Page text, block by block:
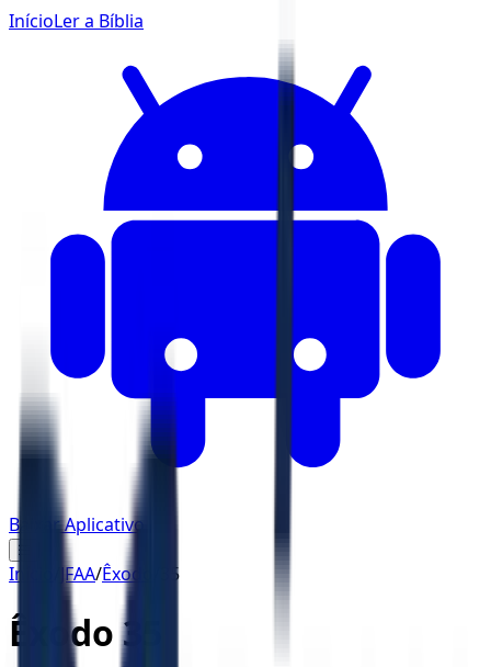
InícioLer a Bíblia
Baixar Aplicativo
☰
Início JFAA/Êxodo 35
Êxodo 35